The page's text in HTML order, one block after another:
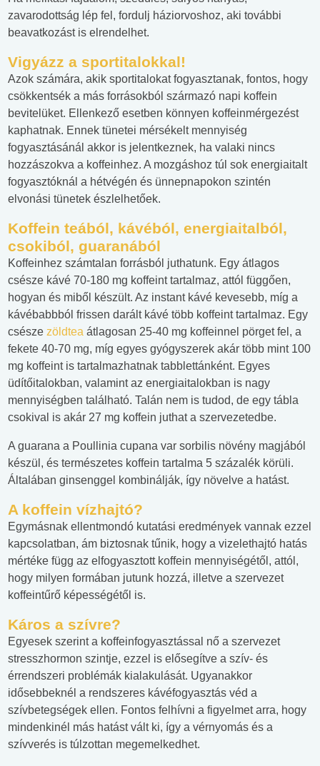
zavarodottság lép fel, fordulj háziorvoshoz, aki további
beavatkozást is elrendelhet.
Vigyázz a sportitalokkal!
Azok számára, akik sportitalokat fogyasztanak, fontos, hogy
csökkentsék a más forrásokból származó napi koffein
bevitelüket. Ellenkező esetben könnyen koffeinmérgezést
kaphatnak. Ennek tünetei mérsékelt mennyiség
fogyasztásánál akkor is jelentkeznek, ha valaki nincs
hozzászokva a koffeinhez. A mozgáshoz túl sok energiaitalt
fogyasztóknál a hétvégén és ünnepnapokon szintén
elvonási tünetek észlelhetőek.
Koffein teából, kávéból, energiaitalból,
csokiból, guaranából
Koffeinhez számtalan forrásból juthatunk. Egy átlagos
csésze kávé 70-180 mg koffeint tartalmaz, attól függően,
hogyan és miből készült. Az instant kávé kevesebb, míg a
kávébabbból frissen darált kávé több koffeint tartalmaz. Egy
csésze zöldtea átlagosan 25-40 mg koffeinnel pörget fel, a
fekete 40-70 mg, míg egyes gyógyszerek akár több mint 100
mg koffeint is tartalmazhatnak tabblettánként. Egyes
üdítőitalokban, valamint az energiaitalokban is nagy
mennyiségben található. Talán nem is tudod, de egy tábla
csokival is akár 27 mg koffein juthat a szervezetedbe.
A guarana a Poullinia cupana var sorbilis növény magjából
készül, és természetes koffein tartalma 5 százalék körüli.
Általában ginsenggel kombinálják, így növelve a hatást.
A koffein vízhajtó?
Egymásnak ellentmondó kutatási eredmények vannak ezzel
kapcsolatban, ám biztosnak tűnik, hogy a vizelethajtó hatás
mértéke függ az elfogyasztott koffein mennyiségétől, attól,
hogy milyen formában jutunk hozzá, illetve a szervezet
koffeintűrő képességétől is.
Káros a szívre?
Egyesek szerint a koffeinfogyasztással nő a szervezet
stresszhormon szintje, ezzel is elősegítve a szív- és
érrendszeri problémák kialakulását. Ugyanakkor
idősebbeknél a rendszeres kávéfogyasztás véd a
szívbetegségek ellen. Fontos felhívni a figyelmet arra, hogy
mindenkinél más hatást vált ki, így a vérnyomás és a
szívverés is túlzottan megemelkedhet.